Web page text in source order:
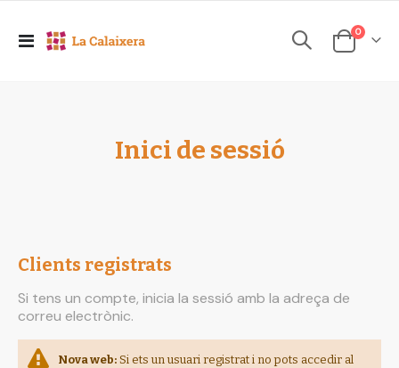
Toggle
Cesta
0elements
Inici de sessió
Clients registrats
Si tens un compte, inicia la sessió amb la adreça de
correu electrònic.
Nova web: Si ets un usuari registrat i no pots accedir al